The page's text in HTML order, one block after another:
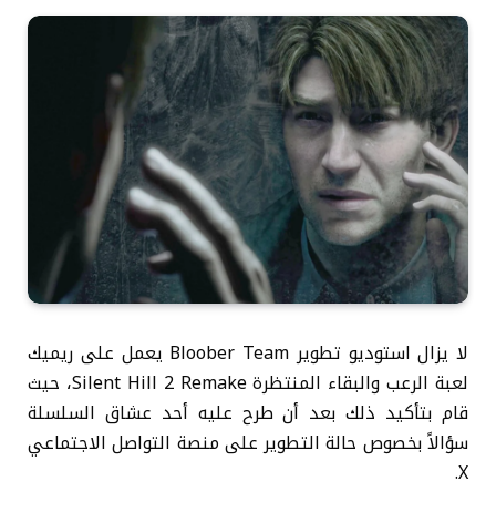
لا يزال استوديو تطوير Bloober Team يعمل على ريميك
لعبة الرعب والبقاء المنتظرة Silent Hill 2 Remake، حيث
قام بتأكيد ذلك بعد أن طرح عليه أحد عشاق السلسلة
سؤالاً بخصوص حالة التطوير على منصة التواصل الاجتماعي
X.